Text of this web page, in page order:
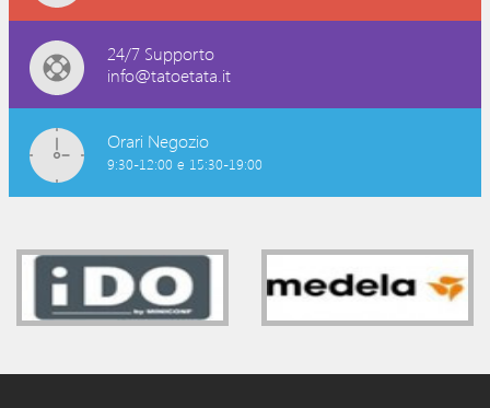
24/7 Supporto
info@tatoetata.it
Orari Negozio
9:30-12:00 e 15:30-19:00